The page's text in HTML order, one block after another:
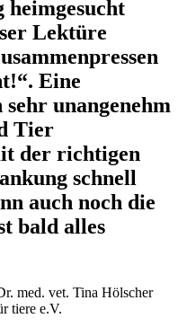
heimgesucht
Lektüre
Eine
unangenehm
Tier
der richtigen
schnell
auch noch die
bald alles
med. vet. Tina Hölscher
tiere e.V.